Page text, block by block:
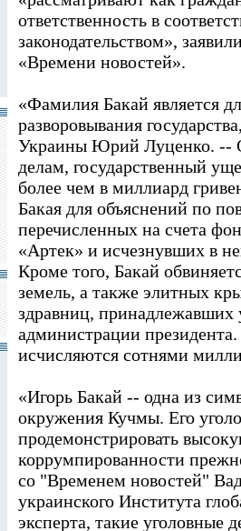
ответственность в
законодательством»,
«Времени новостей».
«Фамилия Бакай является
разворовывания
Украины Юрий Луценко. --
делам, государственный
более чем в миллиард
Бакая для объяснений по
перечисленных на счета
«Артек» и исчезнувших в
Кроме того, Бакай
земель, а также элитных
здравниц,
администрации
исчисляются сотнями
«Игорь Бакай -- одна из
окружения Кучмы. Его
продемонстрировать
коррумпированности
со "Временем новостей"
украинского Института
эксперта, такие уголовные